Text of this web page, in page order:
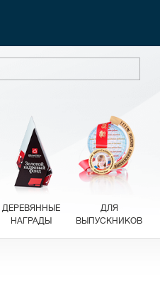
ДЕРЕВЯННЫЕ
НАГРАДЫ
ДЛЯ
ВЫПУСКНИКОВ